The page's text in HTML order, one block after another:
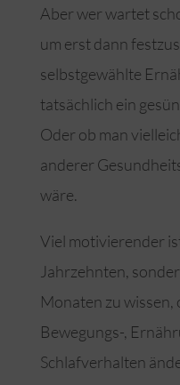
Aber wer wartet
um erst dann
selbstgewählte
tatsächlich ein
Oder ob man
anderer
wäre.
Viel motivierender
Jahrzehnten,
Monaten zu wissen,
Bewegungs-,
Schlafverhalten